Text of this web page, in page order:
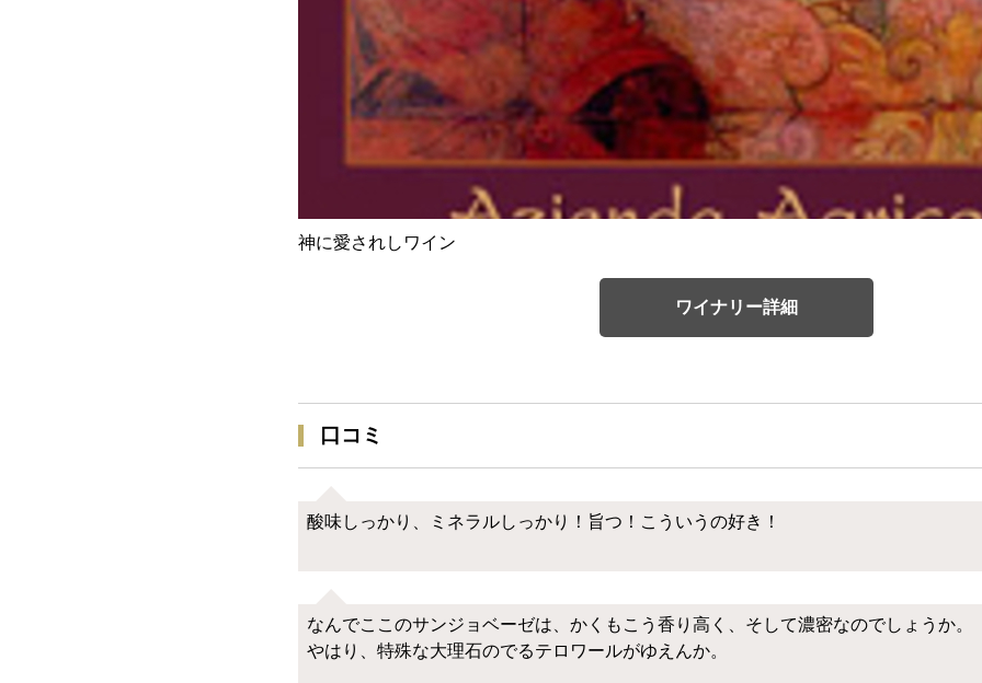
神に愛されしワイン
ワイナリー詳細
口コミ
酸味しっかり、ミネラルしっかり！旨つ！こういうの好き！
なんでここのサンジョベーゼは、かくもこう香り高く、そして濃密なのでしょうか。
やはり、特殊な大理石のでるテロワールがゆえんか。